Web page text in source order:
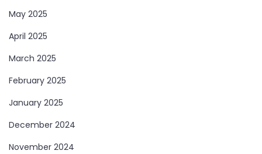
May 2025
April 2025
March 2025
February 2025
January 2025
December 2024
November 2024